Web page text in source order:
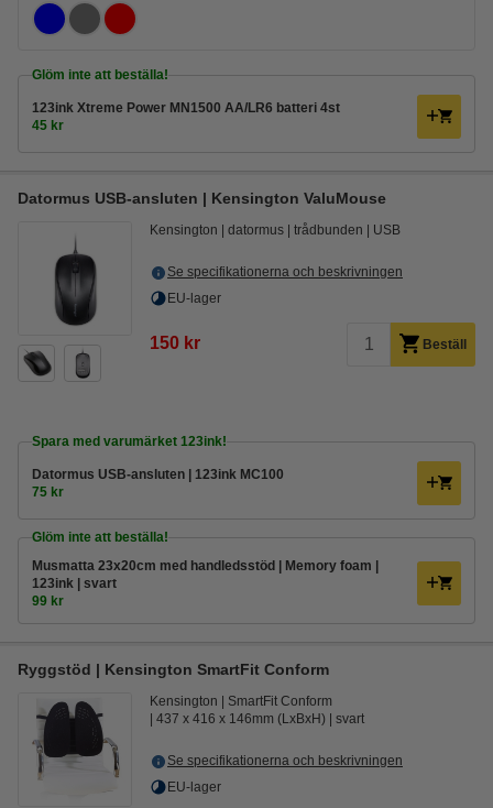
Glöm inte att beställa!
123ink Xtreme Power MN1500 AA/LR6 batteri 4st
45 kr
Datormus USB-ansluten | Kensington ValuMouse
Kensington datormus trådbunden USB
Se specifikationerna och beskrivningen
EU-lager
150 kr Beställ
Spara med varumärket 123ink!
Datormus USB-ansluten | 123ink MC100
75 kr
Glöm inte att beställa!
Musmatta 23x20cm med handledsstöd | Memory foam |
123ink | svart
99 kr
Ryggstöd | Kensington SmartFit Conform
Kensington
SmartFit Conform
437 x 416 x 146mm (LxBxH)
svart
Se specifikationerna och beskrivningen
EU-lager